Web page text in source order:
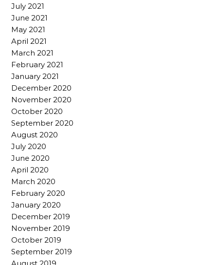
July 2021
June 2021
May 2021
April 2021
March 2021
February 2021
January 2021
December 2020
November 2020
October 2020
September 2020
August 2020
July 2020
June 2020
April 2020
March 2020
February 2020
January 2020
December 2019
November 2019
October 2019
September 2019